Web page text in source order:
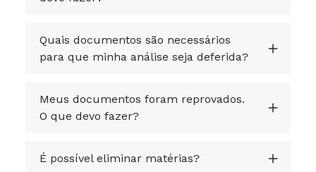
Quais documentos são necessários
para que minha análise seja deferida?
Meus documentos foram reprovados.
O que devo fazer?
É possível eliminar matérias?